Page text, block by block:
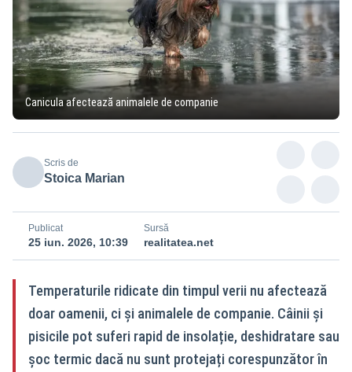
Canicula afectează animalele de companie
Scris de
Stoica Marian
Publicat
25 iun. 2026, 10:39
Sursă
realitatea.net
Temperaturile ridicate din timpul verii nu afectează
doar oamenii, ci și animalele de companie. Câinii și
pisicile pot suferi rapid de insolație, deshidratare sau
șoc termic dacă nu sunt protejați corespunzător în